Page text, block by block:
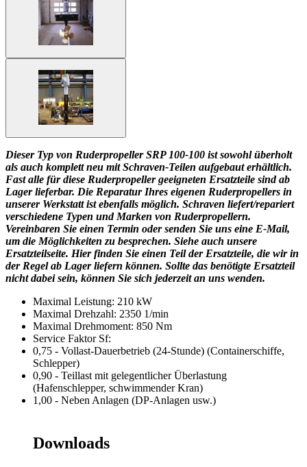
Dieser Typ von Ruderpropeller SRP 100-100 ist sowohl überholt
als auch komplett neu mit Schraven-Teilen aufgebaut erhältlich.
Fast alle für diese Ruderpropeller geeigneten Ersatzteile sind ab
Lager lieferbar. Die Reparatur Ihres eigenen Ruderpropellers in
unserer Werkstatt ist ebenfalls möglich. Schraven liefert/repariert
verschiedene Typen und Marken von Ruderpropellern.
Vereinbaren Sie einen Termin oder senden Sie uns eine E-Mail,
um die Möglichkeiten zu besprechen. Siehe auch unsere
Ersatzteilseite. Hier finden Sie einen Teil der Ersatzteile, die wir in
der Regel ab Lager liefern können. Sollte das benötigte Ersatzteil
nicht dabei sein, können Sie sich jederzeit an uns wenden.
Maximal Leistung: 210 kW
Maximal Drehzahl: 2350 1/min
Maximal Drehmoment: 850 Nm
Service Faktor Sf:
0,75 - Vollast-Dauerbetrieb (24-Stunde) (Containerschiffe,
Schlepper)
0,90 - Teillast mit gelegentlicher Überlastung
(Hafenschlepper, schwimmender Kran)
1,00 - Neben Anlagen (DP-Anlagen usw.)
Downloads